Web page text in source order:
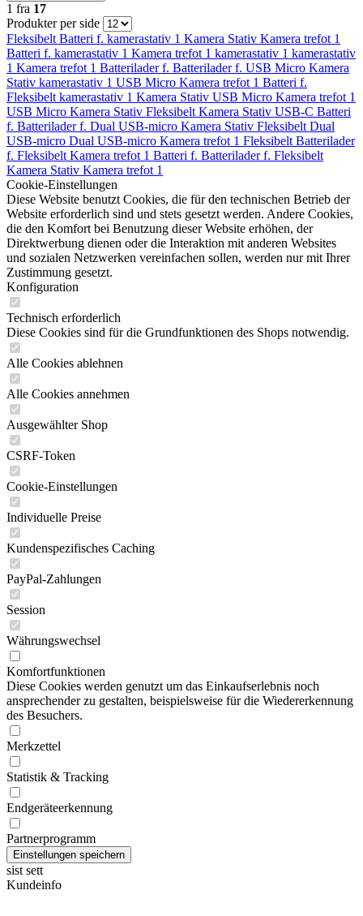
1 fra 17
Produkter per side
Fleksibelt Batteri f. kamerastativ 1 Kamera Stativ Kamera trefot 1
Batteri f. kamerastativ 1 Kamera trefot 1 kamerastativ 1 kamerastativ
1 Kamera trefot 1 Batterilader f. Batterilader f. USB Micro Kamera
Stativ kamerastativ 1 USB Micro Kamera trefot 1 Batteri f.
Fleksibelt kamerastativ 1 Kamera Stativ USB Micro Kamera trefot 1
USB Micro Kamera Stativ Fleksibelt Kamera Stativ USB-C Batteri
f. Batterilader f. Dual USB-micro Kamera Stativ Fleksibelt Dual
USB-micro Dual USB-micro Kamera trefot 1 Fleksibelt Batterilader
f. Fleksibelt Kamera trefot 1 Batteri f. Batterilader f. Fleksibelt
Kamera Stativ Kamera trefot 1
Cookie-Einstellungen
Diese Website benutzt Cookies, die für den technischen Betrieb der
Website erforderlich sind und stets gesetzt werden. Andere Cookies,
die den Komfort bei Benutzung dieser Website erhöhen, der
Direktwerbung dienen oder die Interaktion mit anderen Websites
und sozialen Netzwerken vereinfachen sollen, werden nur mit Ihrer
Zustimmung gesetzt.
Konfiguration
Technisch erforderlich
Diese Cookies sind für die Grundfunktionen des Shops notwendig.
Alle Cookies ablehnen
Alle Cookies annehmen
Ausgewählter Shop
CSRF-Token
Cookie-Einstellungen
Individuelle Preise
Kundenspezifisches Caching
PayPal-Zahlungen
Session
Währungswechsel
Komfortfunktionen
Diese Cookies werden genutzt um das Einkaufserlebnis noch
ansprechender zu gestalten, beispielsweise für die Wiedererkennung
des Besuchers.
Merkzettel
Statistik & Tracking
Endgeräteerkennung
Partnerprogramm
sist sett
Kundeinfo